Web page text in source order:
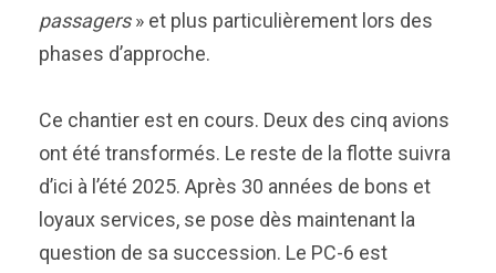
passagers» et plus particulièrement lors des
phases d’approche.
Ce chantier est en cours. Deux des cinq avions
ont été transformés. Le reste de la flotte suivra
d’ici à l’été 2025. Après 30 années de bons et
loyaux services, se pose dès maintenant la
question de sa succession. Le PC-6 est